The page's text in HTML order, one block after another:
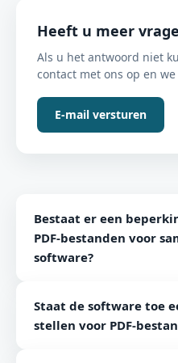
Heeft u meer
Als u het antwoord niet
contact met ons op en
E-mail versturen
Bestaat er een
PDF-bestanden voor
software?
door de software op het
documenten.
Staat de software toe
stellen voor PDF-